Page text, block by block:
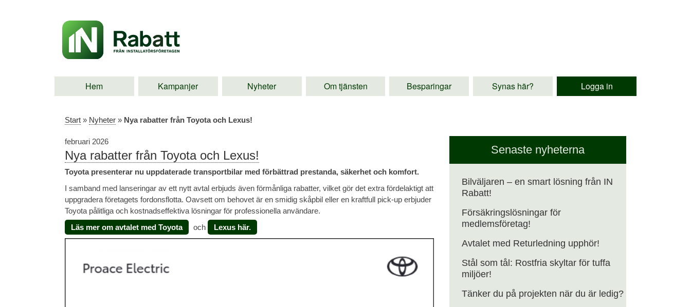
Hem Kampanjer Nyheter Om tjänsten Besparingar Synas här? Logga in
Start » Nyheter » Nya rabatter från Toyota och Lexus!
februari 2026
Nya rabatter från Toyota och Lexus!
Toyota presenterar nu uppdaterade transportbilar med förbättrad prestanda, säkerhet och komfort.
I samband med lanseringar av ett nytt avtal erbjuds även förmånliga rabatter, vilket gör det extra fördelaktigt att
uppgradera företagets fordonsflotta. Oavsett om behovet är en smidig skåpbil eller en kraftfull pick-up erbjuder
Toyota pålitliga och kostnadseffektiva lösningar för professionella användare.
Läs mer om avtalet med Toyota och Lexus här.
Senaste nyheterna
Bilväljaren – en smart lösning från IN
Rabatt!
Försäkringslösningar för
medlemsföretag!
Avtalet med Returledning upphör!
Stål som tål: Rostfria skyltar för tuffa
miljöer!
Tänker du på projekten när du är ledig?